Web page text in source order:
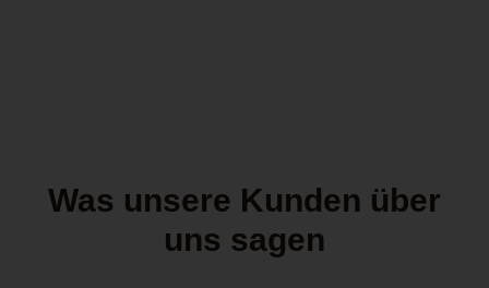
Was unsere Kunden über
uns sagen